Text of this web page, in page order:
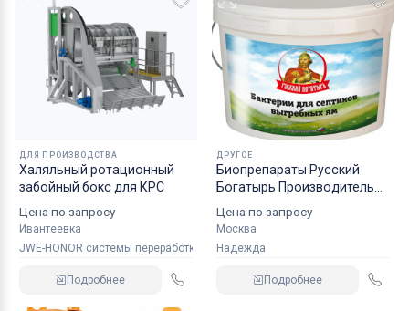
ДЛЯ ПРОИЗВОДСТВА
Халяльный ротационный
забойный бокс для КРС
Цена по запросу
Ивантеевка
JWE-HONOR системы переработки мяса
Подробнее
ДРУГОЕ
Биопрепараты Русский
Богатырь Производитель
001-37531689-2016
Цена по запросу
Москва
Надежда
Подробнее